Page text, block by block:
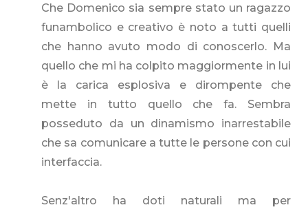
Che Domenico sia sempre stato un ragazzo
funambolico e creativo è noto a tutti quelli
che hanno avuto modo di conoscerlo. Ma
quello che mi ha colpito maggiormente in lui
è la carica esplosiva e dirompente che
mette in tutto quello che fa. Sembra
posseduto da un dinamismo inarrestabile
che sa comunicare a tutte le persone con cui
interfaccia.
Senz'altro ha doti naturali ma per